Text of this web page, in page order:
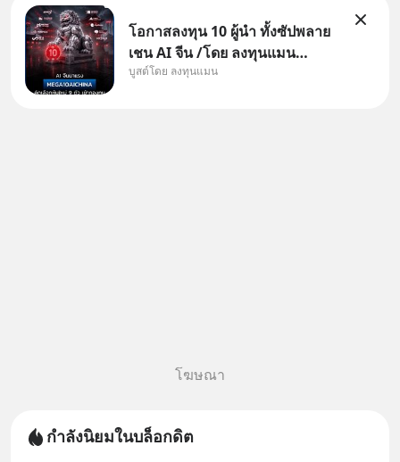
โอกาสลงทุน 10 ผู้นำ ทั้งซัปพลาย
เชน AI จีน /โดย ลงทุนแมน
✅ลงทุนตรง คัด 10 ผู้นำเน้น ๆ ใน
บูสต์โดย ลงทุนแมน
โฆษณา
กำลังนิยมในบล็อกดิต